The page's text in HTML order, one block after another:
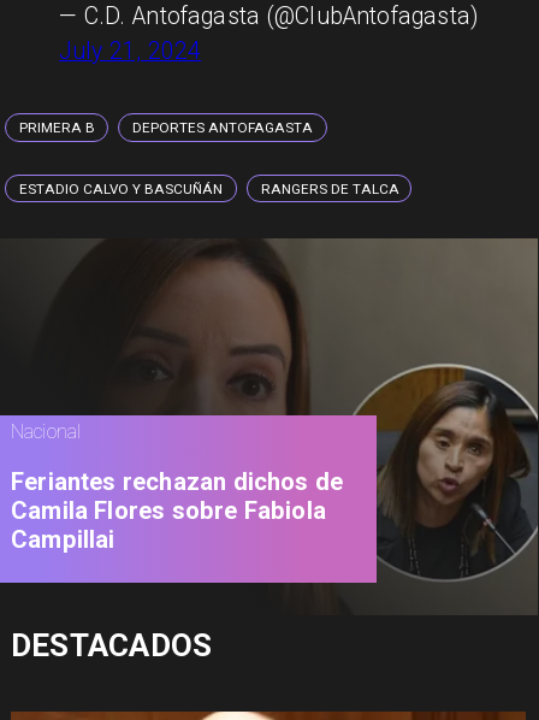
— C.D. Antofagasta (@ClubAntofagasta)
July 21, 2024
PRIMERA B DEPORTES ANTOFAGASTA
ESTADIO CALVO Y BASCUÑÁN RANGERS DE TALCA
Nacional
Feriantes rechazan dichos de
Camila Flores sobre Fabiola
Campillai
DESTACADOS